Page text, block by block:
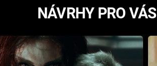
NÁVRHY PRO VÁS